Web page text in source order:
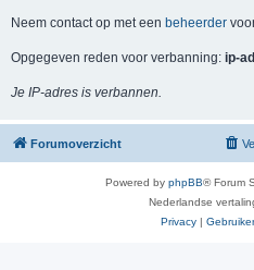
Neem contact op met een beheerder
Opgegeven reden voor verbanning: ip-
Je IP-adres is verbannen.
Forumoverzicht
Powered by phpBB® Forum
Nederlandse
Privacy |